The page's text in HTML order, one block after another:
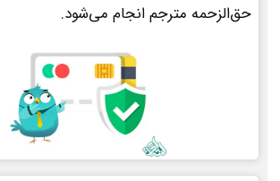
حق‌الزحمه مترجم انجام می‌شود.